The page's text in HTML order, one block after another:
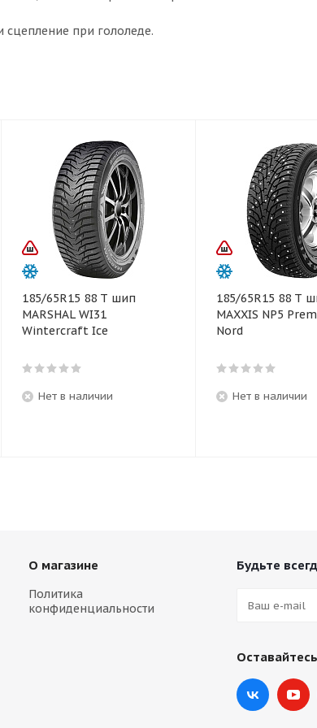
при гололеде.
185/65R15 88 T шип
MARSHAL WI31
Wintercraft Ice
Нет в наличии
185/65R15 88 T
MAXXIS NP5
Nord
Нет в наличии
О магазине
Политика
конфиденциальности
Будьте